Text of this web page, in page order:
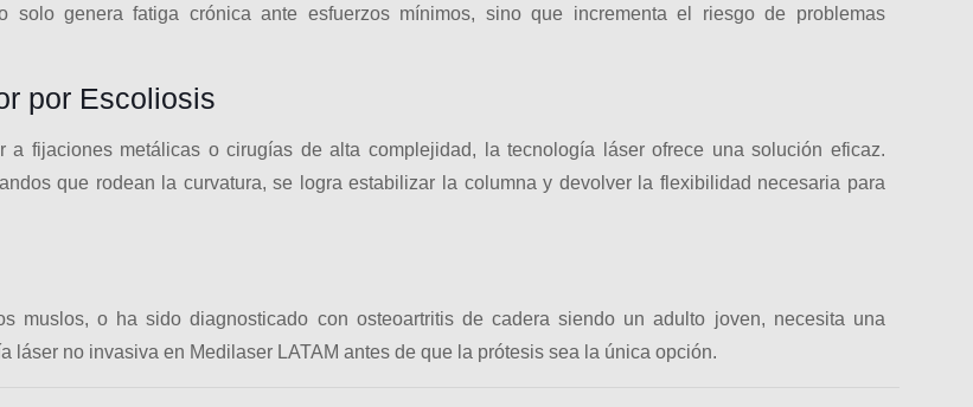
genera fatiga crónica ante esfuerzos mínimos, sino que incrementa el riesgo de problemas
por Escoliosis
fijaciones metálicas o cirugías de alta complejidad, la tecnología láser ofrece una solución eficaz.
que rodean la curvatura, se logra estabilizar la columna y devolver la flexibilidad necesaria para
muslos, o ha sido diagnosticado con osteoartritis de cadera siendo un adulto joven, necesita una
láser no invasiva en Medilaser LATAM antes de que la prótesis sea la única opción.